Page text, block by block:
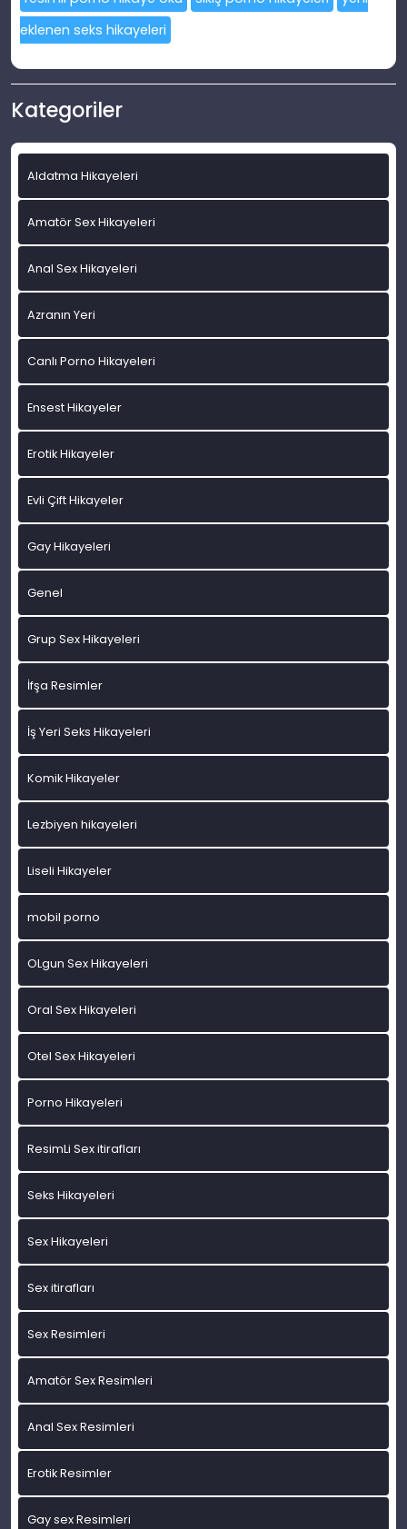
eklenen seks hikayeleri
Kategoriler
Aldatma Hikayeleri
Amatör Sex Hikayeleri
Anal Sex Hikayeleri
Azranın Yeri
Canlı Porno Hikayeleri
Ensest Hikayeler
Erotik Hikayeler
Evli Çift Hikayeler
Gay Hikayeleri
Genel
Grup Sex Hikayeleri
İfşa Resimler
İş Yeri Seks Hikayeleri
Komik Hikayeler
Lezbiyen hikayeleri
Liseli Hikayeler
mobil porno
OLgun Sex Hikayeleri
Oral Sex Hikayeleri
Otel Sex Hikayeleri
Porno Hikayeleri
ResimLi Sex itirafları
Seks Hikayeleri
Sex Hikayeleri
Sex itirafları
Sex Resimleri
Amatör Sex Resimleri
Anal Sex Resimleri
Erotik Resimler
Gay sex Resimleri